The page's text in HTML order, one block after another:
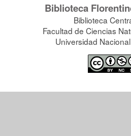
Biblioteca
Biblioteca
Facultad de Ciencias
Universidad